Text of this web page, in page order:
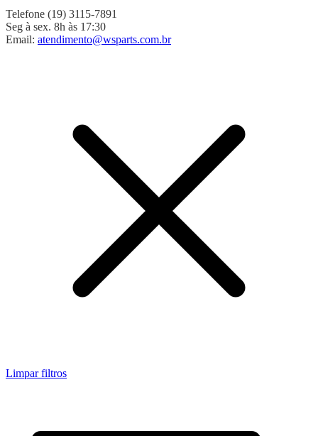
Telefone (19) 3115-7891
Seg à sex. 8h às 17:30
Email: atendimento@wsparts.com.br
Limpar filtros